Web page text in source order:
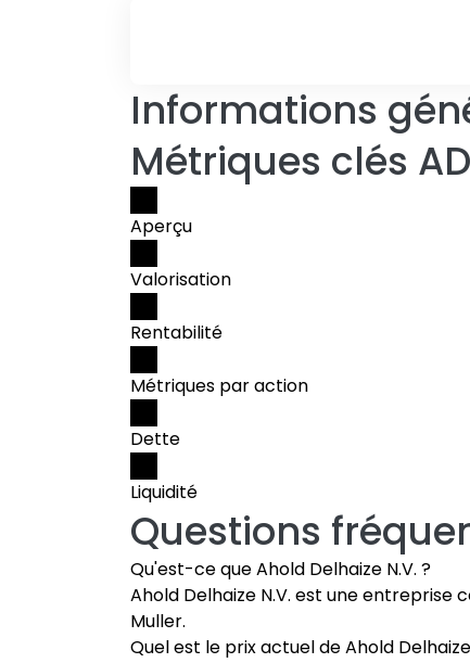
Informations
Métriques clés
Aperçu
Valorisation
Rentabilité
Métriques par action
Dette
Liquidité
Questions
Qu'est-ce que Ahold Delhaize N.V. ?
Ahold Delhaize N.V. est une entreprise
Muller.
Quel est le prix actuel de Ahold